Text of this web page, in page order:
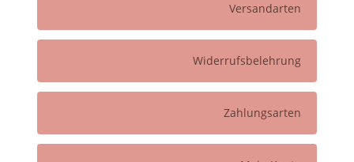
Versandarten
Widerrufsbelehrung
Zahlungsarten